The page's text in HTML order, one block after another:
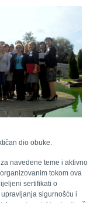
dio obuke.
navedene teme i aktivno
tokom ova
sertifikati o
sigurnošću i